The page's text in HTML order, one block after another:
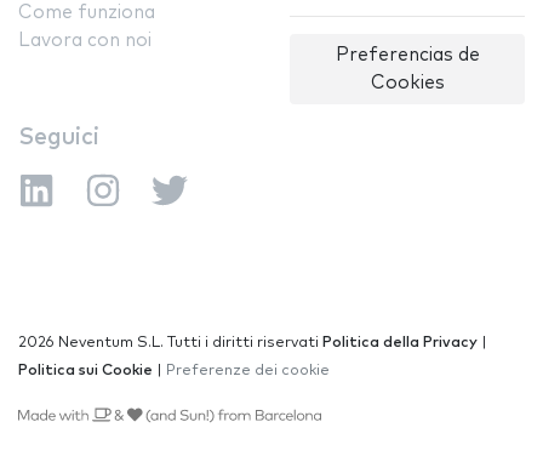
Come funziona
Lavora con noi
Preferencias de
Cookies
Seguici
2026 Neventum S.L. Tutti i diritti riservati Politica della Privacy
Politica sui Cookie
Preferenze dei cookie